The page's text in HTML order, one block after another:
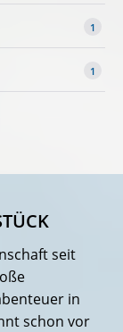
1
1
seit
in
schon vor